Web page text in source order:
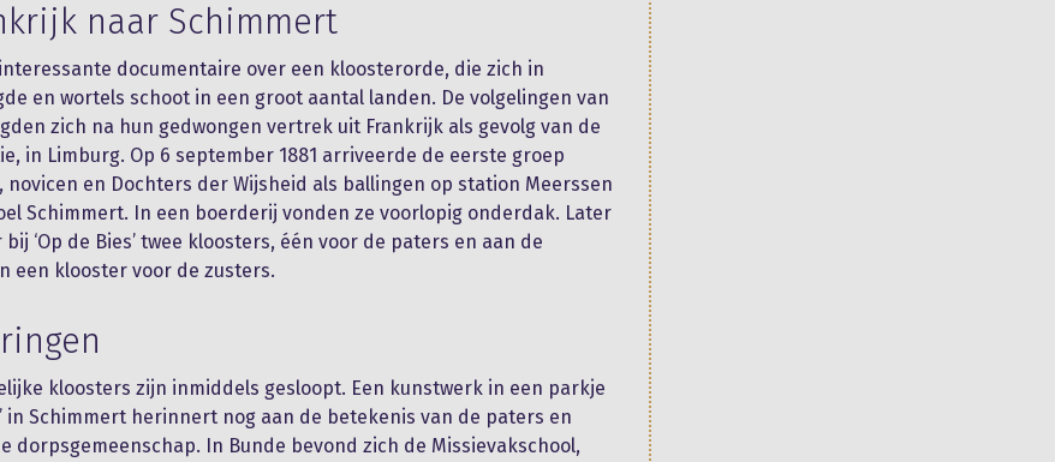
naar Schimmert
documentaire over een kloosterorde, die zich in
en wortels schoot in een groot aantal landen. De volgelingen van
zich na hun gedwongen vertrek uit Frankrijk als gevolg van de
in Limburg. Op 6 september 1881 arriveerde de eerste groep
en Dochters der Wijsheid als ballingen op station Meerssen
Schimmert. In een boerderij vonden ze voorlopig onderdak. Later
‘Op de Bies’ twee kloosters, één voor de paters en aan de
een klooster voor de zusters.
kloosters zijn inmiddels gesloopt. Een kunstwerk in een parkje
in Schimmert herinnert nog aan de betekenis van de paters en
dorpsgemeenschap. In Bunde bevond zich de Missievakschool,